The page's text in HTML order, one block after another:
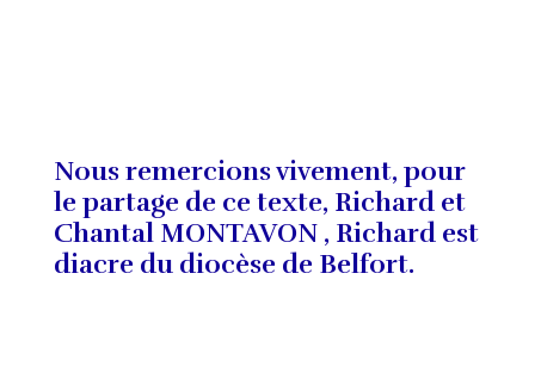
Nous remercions vivement, pour
le partage de ce texte, Richard et
Chantal MONTAVON , Richard est
diacre du diocèse de Belfort.